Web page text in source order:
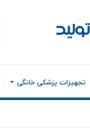
تجهیزات پزشکی خانگی